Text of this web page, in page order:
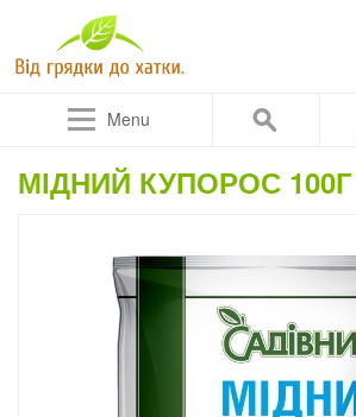
Menu
МІДНИЙ КУПОРОС 100Г